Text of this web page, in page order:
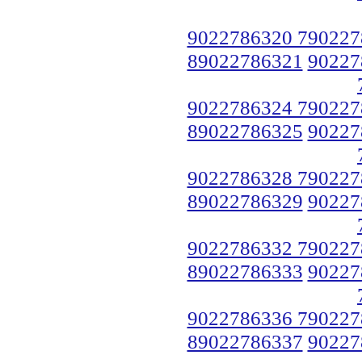
9022786320
89022786321
9022786324
89022786325
9022786328
89022786329
9022786332
89022786333
9022786336
89022786337